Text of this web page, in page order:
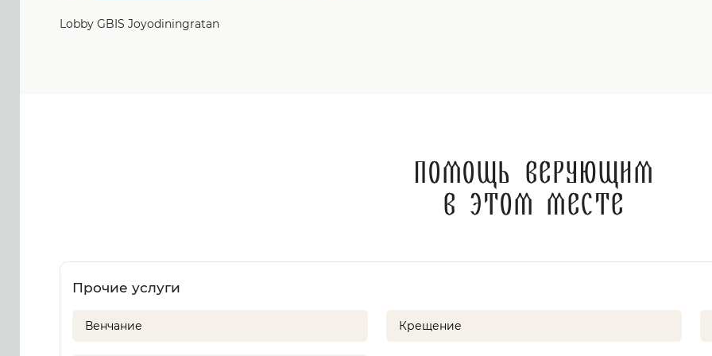
Lobby GBIS Joyodiningratan
Помощь верующим
в этом месте
Прочие услуги
Венчание Крещение